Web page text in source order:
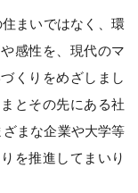
住まいではなく、環
感性を、現代のマ
くりをめざしまし
とその先にある社
ざまな企業や大学等
を推進してまいり